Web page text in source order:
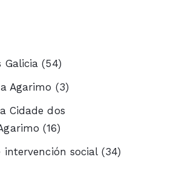
Galicia (54)
Agarimo (3)
Cidade dos
(16)
intervención social(34)